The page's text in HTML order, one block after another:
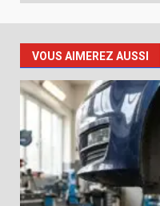
VOUS AIMEREZ AUSSI